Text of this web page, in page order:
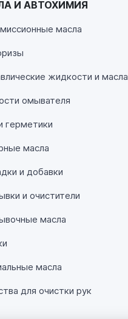
И АВТОХИМИЯ
масла
жидкости и масла
омывателя
герметики
масла
и добавки
и очистители
масла
масла
для очистки рук